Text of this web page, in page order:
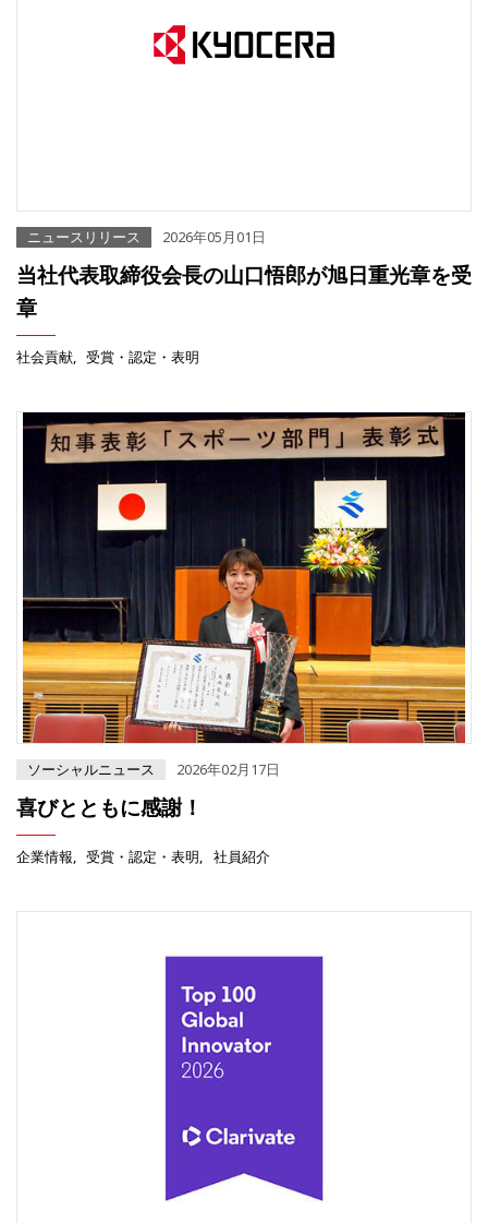
ニュースリリース 2026年05月01日
当社代表取締役会長の山口悟郎が旭日重光章を受
章
社会貢献 受賞・認定・表明
ソーシャルニュース 2026年02月17日
喜びとともに感謝！
企業情報 受賞・認定・表明 社員紹介